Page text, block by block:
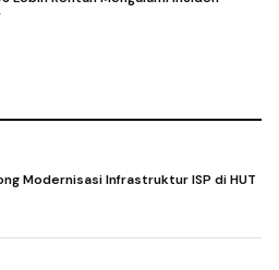
Modernisasi Infrastruktur ISP di HUT